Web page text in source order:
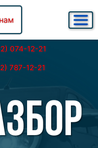
074-12-21
787-12-21